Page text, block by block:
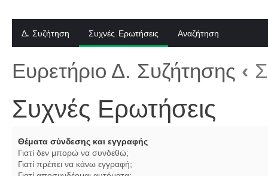
Δ. Συζήτηση Συχνές Ερωτήσεις Αναζήτηση
Ευρετήριο Δ. Συζήτησης ‹
Συχνές Ερωτήσεις
Θέματα σύνδεσης και εγγραφής
Γιατί δεν μπορώ να συνδεθώ;
Γιατί πρέπει να κάνω εγγραφή;